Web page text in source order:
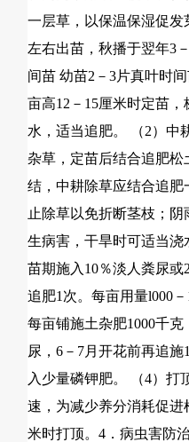
一层草，以保温保湿促发
左右出苗，秋播于翌年3
间苗 幼苗2－3片真叶时
亩高12－15厘米时定苗
水，适当追肥。 （2）中
杂草，定苗后结合追肥松
结，中耕除草应结合追
止除草以免折断茎枝；
生病害，干旱时可适当
苗期施入10％淡人粪尿
追肥1次。每亩用量l000
每亩铺施土杂肥1000千
尿，6－7月开花前再追
入少量磷钾肥。 （4）打
速，为减少养分消耗促进
米时打顶。4．病虫害防